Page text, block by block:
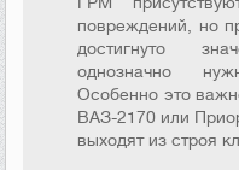
повреждений, но
достигнуто
однозначно
Особенно это
ВАЗ-2170 или
выходят из строя